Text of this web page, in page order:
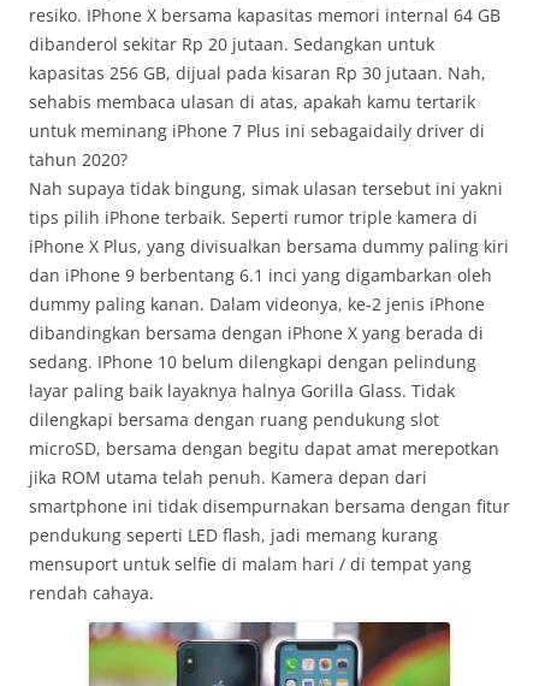
resiko. IPhone X bersama kapasitas memori internal 64 GB
dibanderol sekitar Rp 20 jutaan. Sedangkan untuk
kapasitas 256 GB, dijual pada kisaran Rp 30 jutaan. Nah,
sehabis membaca ulasan di atas, apakah kamu tertarik
untuk meminang iPhone 7 Plus ini sebagaidaily driver di
tahun 2020?
Nah supaya tidak bingung, simak ulasan tersebut ini yakni
tips pilih iPhone terbaik. Seperti rumor triple kamera di
iPhone X Plus, yang divisualkan bersama dummy paling kiri
dan iPhone 9 berbentang 6.1 inci yang digambarkan oleh
dummy paling kanan. Dalam videonya, ke-2 jenis iPhone
dibandingkan bersama dengan iPhone X yang berada di
sedang. IPhone 10 belum dilengkapi dengan pelindung
layar paling baik layaknya halnya Gorilla Glass. Tidak
dilengkapi bersama dengan ruang pendukung slot
microSD, bersama dengan begitu dapat amat merepotkan
jika ROM utama telah penuh. Kamera depan dari
smartphone ini tidak disempurnakan bersama dengan fitur
pendukung seperti LED flash, jadi memang kurang
mensuport untuk selfie di malam hari / di tempat yang
rendah cahaya.